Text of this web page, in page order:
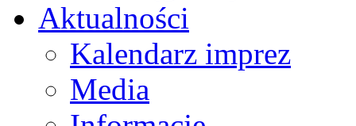
Aktualności
Kalendarz imprez
Media